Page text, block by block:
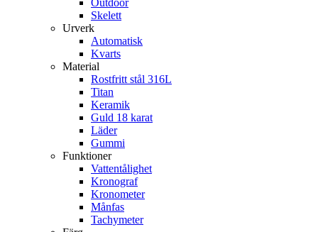
Skelett
Urverk
Automatisk
Kvarts
Material
Rostfritt stål 316L
Titan
Keramik
Guld 18 karat
Läder
Gummi
Funktioner
Vattentålighet
Kronograf
Kronometer
Månfas
Tachymeter